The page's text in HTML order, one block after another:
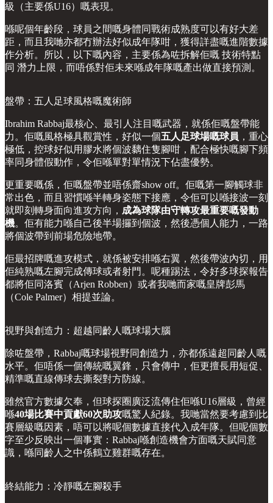
級（主要係U16）嘅表現。
喺呢個年齡段，球員之間嘅身體同戰術成熟度可以有好大差
距，而且我哋亦都冇辦法好似成年隊咁，獲得詳盡嘅進階數據
作分析。所以，以下嘅內容，主要係為咗拆解佢嘅 技術特點
同 潛力上限，而唔係對佢未來喺成年隊嘅產出做直接預測。
盤帶：五人足球風格嘅魔術師
Ibrahim Rabbaj最核心、最引人注目嘅武器，就係佢嘅盤帶能
力。佢嘅風格極具觀賞性，好似一個五人足球場嘅球員 ，重心
極低，控球好似用膠水將個波黐住隻腳咁，配合極快嘅腳下頻
率同身體假動作，令佢喺單對單情況下佔盡優勢。
更重要嘅係，佢嘅盤帶並唔係齋show off。佢嘅第一腳觸球非
常出色，而且習慣喺半轉身姿態下接應，令佢可以喺接波一刻
就即刻轉身面向進攻方向， 成為球隊由守轉攻最重要嘅發動
機。佢有能力喺自己後半場攞到個波，然後憑個人能力，一路
將個波帶到前場危險地帶。
佢最招牌嘅進攻模式，就係被安排喺右翼，然後帶波內切，用
佢純熟嘅左腳完成傳球或者射門。呢種踢法，令好多球探報告
都將佢同洛賓（Arjen Robben）或者我哋而家嘅皇牌彭馬
（Cole Palmer）相提並論。
視野與創造力：超越同齡人嘅球場大腦
除咗盤帶，Rabbaj嘅球場視野同創造力，亦都係遠超同齡人嘅
水平。佢唔係一個傳統嘅翼鋒，只會傳中，佢更擅長用短促、
精準嘅直線傳球去撕裂對方防線。
雖然官方數據欠奉，但球探圈廣泛流傳住佢喺U16層級，曾經
喺40場比賽中貢獻60次助攻嘅驚人紀錄。我哋當然要考慮到比
賽層級嘅因素，唔可以將呢個數據直接代入成年隊。但呢個數
字至少反映出一個事實：Rabbaj喺創造機會方面嘅天賦同意
識，喺同齡人之中係鶴立雞群嘅存在。
終結能力：冷靜嘅左腳殺手